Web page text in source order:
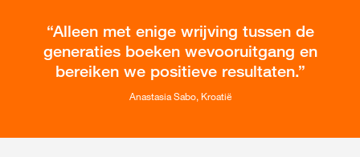
Alleen met enige wrijving tussen de
generaties boeken wevooruitgang en
bereiken we positieve resultaten.
Anastasia Sabo, Kroatië